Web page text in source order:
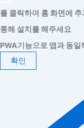
를 클릭하여 홈 화면에
통해 설치를 해주세요
PWA기능으로 앱과 동
확인